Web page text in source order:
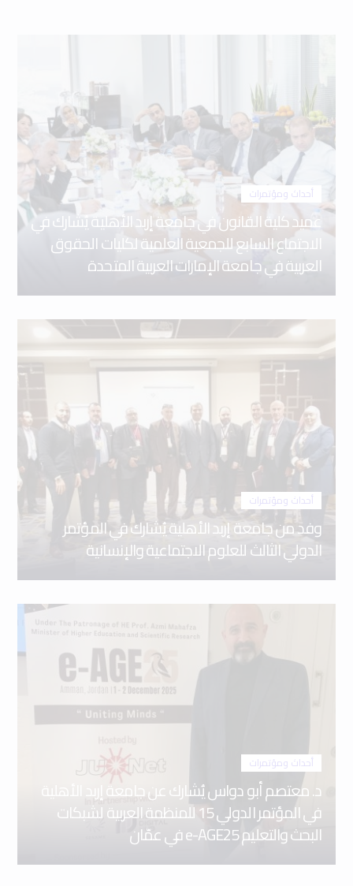
أحداث ومؤتمرات
عميد كلية القانون في جامعة إربد الأهلية يُشارك في
الاجتماع السابع للجمعية العلمية لكليات الحقوق
العربية في جامعة الإمارات العربية المتحدة
أحداث ومؤتمرات
وفد من جامعة إربد الأهلية يُشارك في المؤتمر
الدولي الثالث للعلوم الاجتماعية والإنسانية
أحداث ومؤتمرات
د. معتصم أبو دواس يُشارك عن جامعة إربد الأهلية
في المؤتمر الدولي 15 للمنظمة العربية لشبكات
البحث والتعليم e-AGE25 في عمّان